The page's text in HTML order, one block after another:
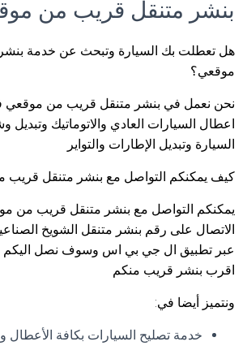
بنشر متنقل قريب من
هل تعطلت بك السيارة وتبحث عن خدمة
موقعي؟
نحن نعمل في بنشر متنقل قريب من موقعي
اعطال السيارات العادي والاتوماتيك وتبديل
السيارة وتبديل الإطارات والتواير
كيف يمكنكم التواصل مع بنشر متنقل
يمكنكم التواصل مع بنشر متنقل قريب من
الاتصال على رقم بنشر متنقل الشويخ
عبر تطبيق ال جي بي اس وسوف نصل اليكم
اقرب بنشر قريب منكم
ونتميز أيضا في:
خدمة تصليح السيارات بكافة الأعطال